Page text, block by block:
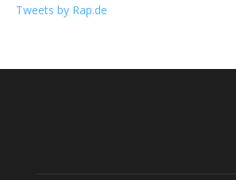
Tweets by Rap.de